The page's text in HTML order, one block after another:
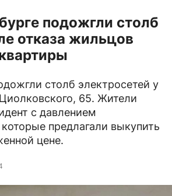
подожгли столб
отказа жильцов
столб электросетей у
65. Жители
с давлением
предлагали выкупить
цене.